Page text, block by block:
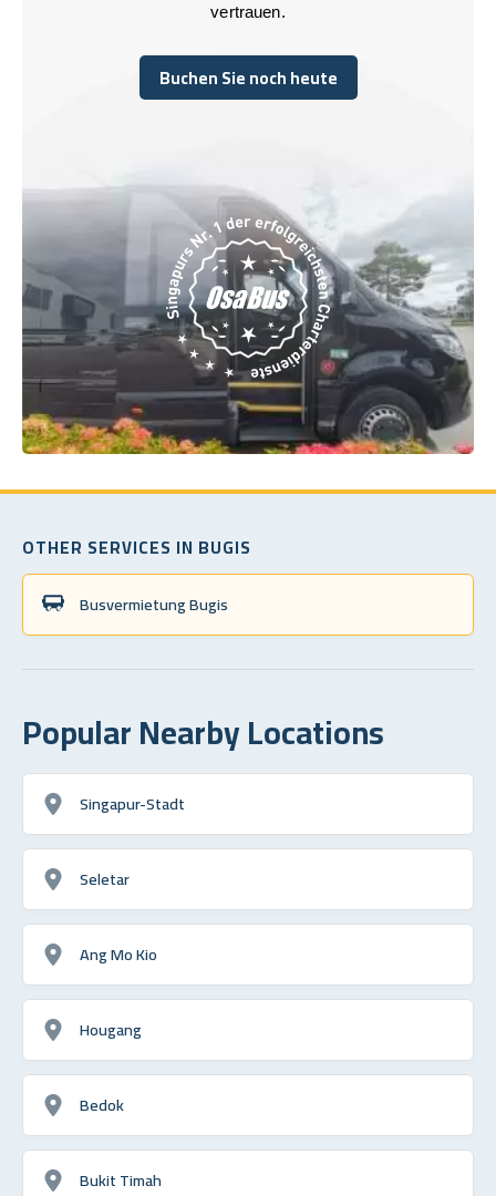
vertrauen.
Buchen Sie noch heute
Buchen Sie noch heute
OTHER SERVICES IN BUGIS
Busvermietung Bugis
Popular Nearby Locations
Singapur-Stadt
Seletar
Ang Mo Kio
Hougang
Bedok
Bukit Timah